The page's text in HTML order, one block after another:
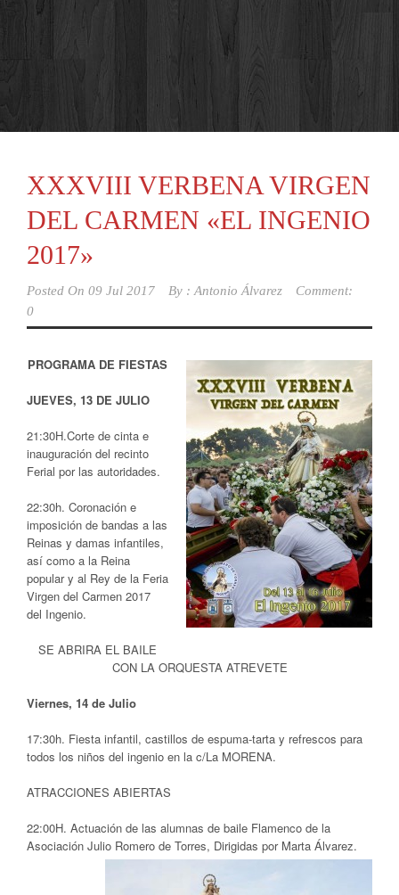
XXXVIII VERBENA VIRGEN
DEL CARMEN «EL INGENIO
2017»
Posted On 09 Jul 2017 By : Antonio Álvarez
Comment:
0
PROGRAMA DE FIESTAS
JUEVES, 13 DE JULIO
21:30H.Corte de cinta e
inauguración del recinto
Ferial por las autoridades.
22:30h. Coronación e
imposición de bandas a las
Reinas y damas infantiles,
así como a la Reina
popular y al Rey de la Feria
Virgen del Carmen 2017
del Ingenio.
SE ABRIRA EL BAILE
CON LA ORQUESTA ATREVETE
Viernes, 14 de Julio
17:30h. Fiesta infantil, castillos de espuma-tarta y refrescos para
todos los niños del ingenio en la c/La MORENA.
ATRACCIONES ABIERTAS
22:00H. Actuación de las alumnas de baile Flamenco de la
Asociación Julio Romero de Torres, Dirigidas por Marta Álvarez.